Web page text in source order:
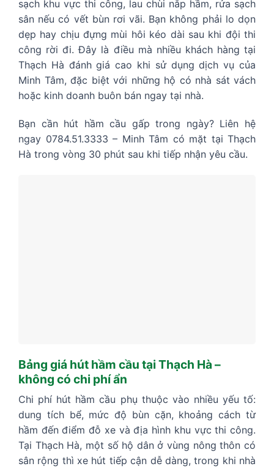
sạch khu vực thi công, lau chùi nắp hầm, rửa sạch
sân nếu có vết bùn rơi vãi. Bạn không phải lo dọn
dẹp hay chịu đựng mùi hôi kéo dài sau khi đội thi
công rời đi. Đây là điều mà nhiều khách hàng tại
Thạch Hà đánh giá cao khi sử dụng dịch vụ của
Minh Tâm, đặc biệt với những hộ có nhà sát vách
hoặc kinh doanh buôn bán ngay tại nhà.
Bạn cần hút hầm cầu gấp trong ngày? Liên hệ
ngay 0784.51.3333 – Minh Tâm có mặt tại Thạch
Hà trong vòng 30 phút sau khi tiếp nhận yêu cầu.
Bảng giá hút hầm cầu tại Thạch Hà –
không có chi phí ẩn
Chi phí hút hầm cầu phụ thuộc vào nhiều yếu tố:
dung tích bể, mức độ bùn cặn, khoảng cách từ
hầm đến điểm đỗ xe và địa hình khu vực thi công.
Tại Thạch Hà, một số hộ dân ở vùng nông thôn có
sân rộng thì xe hút tiếp cận dễ dàng, trong khi nhà